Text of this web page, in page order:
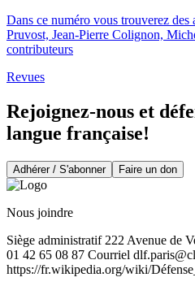
Dans ce numéro vous trouverez
Pruvost, Jean-Pierre Colignon,
contributeurs
Revues
Rejoignez-nous et
langue française!
Adhérer / S'abonner Faire un don
Nous joindre
Siège administratif 222 Avenue de
01 42 65 08 87 Courriel
https://fr.wikipedia.org/wiki/